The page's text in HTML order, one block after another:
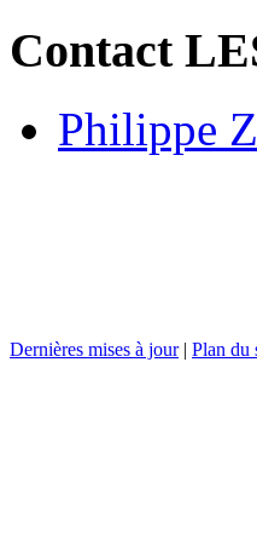
Contact
Philippe
Dernières mises à jour| Plan du